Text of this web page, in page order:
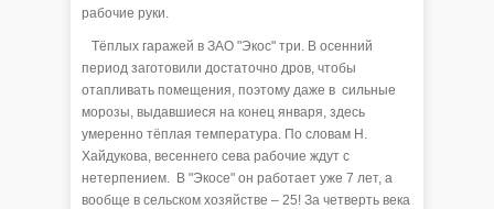
рабочие руки.
Тёплых гаражей в ЗАО "Экос" три. В осенний
период заготовили достаточно дров, чтобы
отапливать помещения, поэтому даже в сильные
морозы, выдавшиеся на конец января, здесь
умеренно тёплая температура. По словам Н.
Хайдукова, весеннего сева рабочие ждут с
нетерпением. В "Экосе" он работает уже 7 лет, а
вообще в сельском хозяйстве – 25! За четверть века